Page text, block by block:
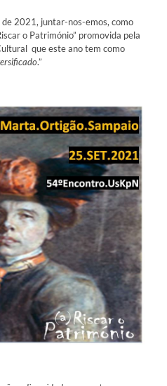
2021, juntar-nos-emos, como
o Património” promovida pela
que este ano tem como
.”